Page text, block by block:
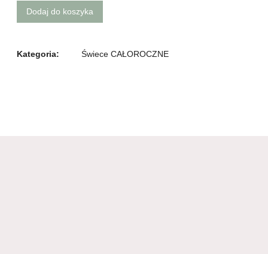
Dodaj do koszyka
Kategoria: Świece CAŁOROCZNE